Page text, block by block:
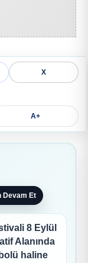
X
A+
Devam Et
8 Eylül
Alanında
haline